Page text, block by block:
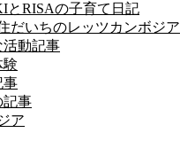
とRISAの子育て日記
だいちのレッツカンボジア
活動記事
験
事
記事
ア